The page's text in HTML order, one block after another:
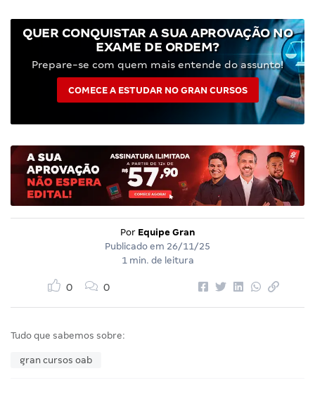
QUER CONQUISTAR A SUA APROVAÇÃO NO
EXAME DE ORDEM?
Prepare-se com quem mais entende do assunto!
COMECE A ESTUDAR NO GRAN CURSOS
Por Equipe Gran
Publicado em 26/11/25
1 min. de leitura
0 0
Tudo que sabemos sobre:
gran cursos oab